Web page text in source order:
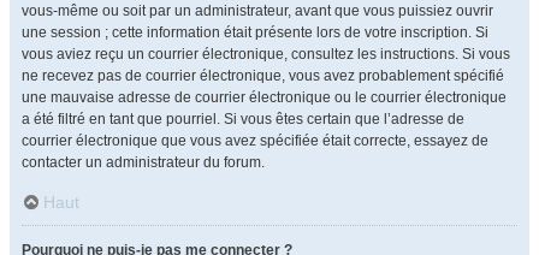
vous-même ou soit par un administrateur, avant que vous puissiez ouvrir
une session ; cette information était présente lors de votre inscription. Si
vous aviez reçu un courrier électronique, consultez les instructions. Si vous
ne recevez pas de courrier électronique, vous avez probablement spécifié
une mauvaise adresse de courrier électronique ou le courrier électronique
a été filtré en tant que pourriel. Si vous êtes certain que l’adresse de
courrier électronique que vous avez spécifiée était correcte, essayez de
contacter un administrateur du forum.
Haut
Pourquoi ne puis-je pas me connecter ?